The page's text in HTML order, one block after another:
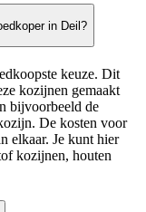
in Deil?
keuze. Dit
kozijnen gemaakt
bijvoorbeeld de
De kosten voor
elkaar. Je kunt hier
kozijnen, houten